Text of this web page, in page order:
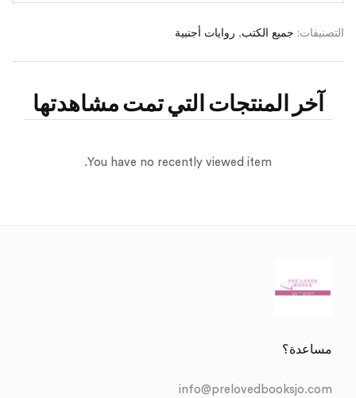
التصنيفات: جميع الكتب, روايات أجنبية
آخر المنتجات التي تمت مشاهدتها
You have no recently viewed item.
مساعدة؟
info@prelovedbooksjo.com